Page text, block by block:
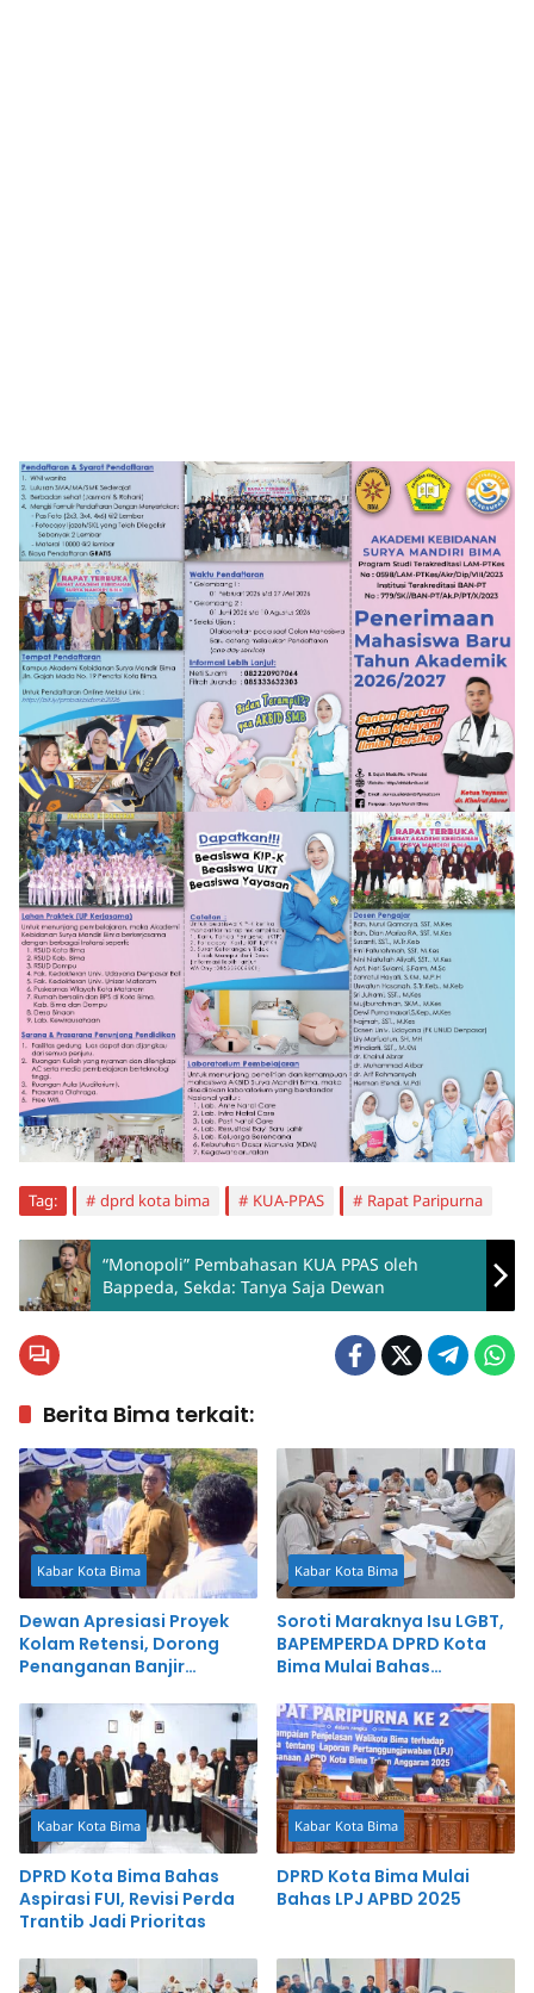
Tag: dprd kota bima KUA-PPAS Rapat Paripurna
“Monopoli” Pembahasan KUA PPAS oleh
Bappeda, Sekda: Tanya Saja Dewan
Berita Bima terkait:
Kabar Kota Bima
Dewan Apresiasi Proyek
Kolam Retensi, Dorong
Penanganan Banjir
Kabar Kota Bima
Soroti Maraknya Isu LGBT,
BAPEMPERDA DPRD Kota
Bima Mulai Bahas
Pencegahan
Kabar Kota Bima
DPRD Kota Bima Bahas
Aspirasi FUI, Revisi Perda
Trantib Jadi Prioritas
Kabar Kota Bima
DPRD Kota Bima Mulai
Bahas LPJ APBD 2025